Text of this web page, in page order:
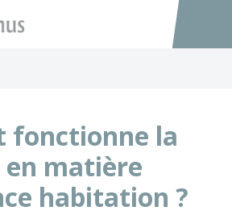
Accéder
fonctionne la
matière
habitation ?